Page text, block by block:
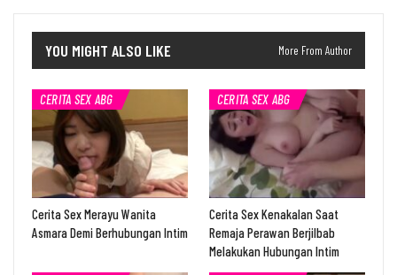
YOU MIGHT ALSO LIKE More From Author
CERITA SEX ABG
Cerita Sex Merayu Wanita
Asmara Demi Berhubungan Intim
CERITA SEX ABG
Cerita Sex Kenakalan Saat
Remaja Perawan Berjilbab
Melakukan Hubungan Intim